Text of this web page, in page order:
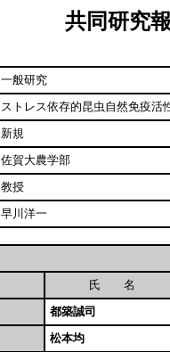
共同研究
一般研究
ストレス依存的昆虫自然免疫活
新規
佐賀大農学部
教授
早川洋一
氏 名
都築誠司
松本均